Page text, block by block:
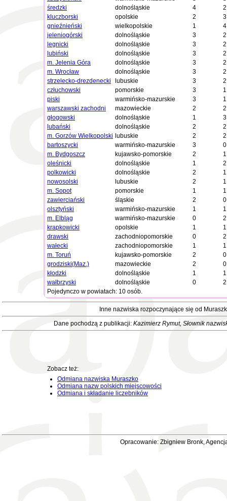
średzki
dolnośląskie 4
2
kluczborski
opolskie 2
3
gnieźnieński
wielkopolskie 1
4
jeleniogórski
dolnośląskie 3
2
legnicki
dolnośląskie 3
2
lubiński
dolnośląskie 3
2
m. Jelenia Góra
dolnośląskie 3
2
m. Wrocław
dolnośląskie 3
2
strzelecko-drezdenecki
lubuskie 3
2
człuchowski
pomorskie 3
1
piski
warmińsko-mazurskie 3
1
warszawski zachodni
mazowieckie 2
2
głogowski
dolnośląskie 1
3
lubański
dolnośląskie 2
2
m. Gorzów Wielkopolski lubuskie 2
2
bartoszycki
warmińsko-mazurskie 3
0
m. Bydgoszcz
kujawsko-pomorskie 2
1
oleśnicki
dolnośląskie 1
2
polkowicki
dolnośląskie 2
1
nowosolski
lubuskie 2
1
m. Sopot
pomorskie 1
1
zawierciański
śląskie 2
0
olsztyński
warmińsko-mazurskie 1
1
m. Elbląg
warmińsko-mazurskie 0
2
krapkowicki
opolskie 1
1
drawski
zachodniopomorskie 0
2
wałecki
zachodniopomorskie 1
1
m. Toruń
kujawsko-pomorskie 2
0
grodziski(Maz.)
mazowieckie 2
0
kłodzki
dolnośląskie 1
1
wałbrzyski
dolnośląskie 0
2
Pojedynczo w powiatach: 10 osób.
Inne nazwiska rozpoczynające się od
Dane pochodzą z publikacji: Kazimierz Rymut, Słownik
Zobacz też:
Odmiana nazwiska Muraszko
Odmiana nazw polskich miejscowości
Odmiana i składanie liczebników
Opracowanie: Zbigniew Bronk,